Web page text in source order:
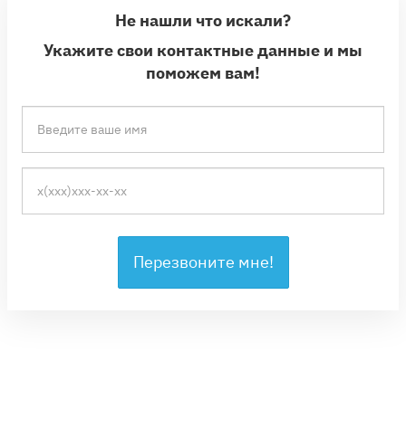
Не нашли что искали?
Укажите свои контактные данные и мы
поможем вам!
Перезвоните мне!